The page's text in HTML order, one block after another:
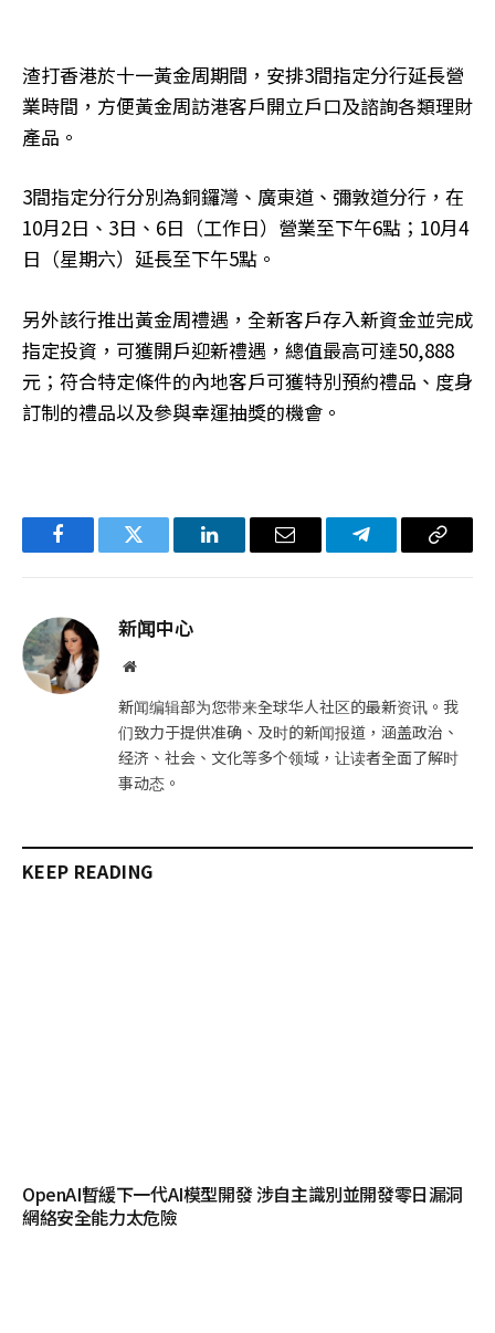
渣打香港於十一黃金周期間，安排3間指定分行延長營
業時間，方便黃金周訪港客戶開立戶口及諮詢各類理財
產品。
3間指定分行分別為銅鑼灣、廣東道、彌敦道分行，在
10月2日、3日、6日（工作日）營業至下午6點；10月4
日（星期六）延長至下午5點。
另外該行推出黃金周禮遇，全新客戶存入新資金並完成
指定投資，可獲開戶迎新禮遇，總值最高可達50,888
元；符合特定條件的內地客戶可獲特別預約禮品、度身
訂制的禮品以及參與幸運抽獎的機會。
FacebookTwitter LinkedIn电
Telegram复
新闻中心
网
新闻编辑部为您带来全球华人社区的最新资讯。我
们致力于提供准确、及时的新闻报道，涵盖政治、
经济、社会、文化等多个领域，让读者全面了解时
事动态。
KEEP READING
OpenAI暫緩下一代AI模型開發 涉自主識別並開發零日漏洞
網絡安全能力太危險